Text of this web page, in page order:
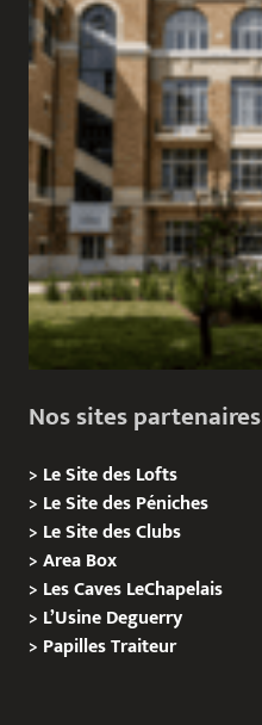
Nos sites partenaires
> Le Site des Lofts
> Le Site des Péniches
> Le Site des Clubs
>Area Box
> Les Caves LeChapelais
> L’Usine Deguerry
> PapillesTraiteur